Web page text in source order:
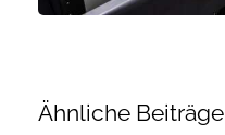
Ähnliche Beiträge